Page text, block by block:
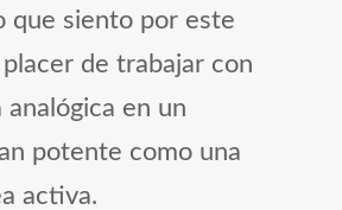
que siento por este
de trabajar con
en un
potente como una
activa.